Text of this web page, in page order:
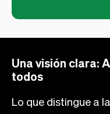
Una visión clara:
todos
Lo que distingue a